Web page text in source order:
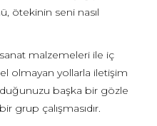
ötekinin seni nasıl
malzemeleri ile iç
olmayan yollarla iletişim
başka bir gözle
grup çalışmasıdır.